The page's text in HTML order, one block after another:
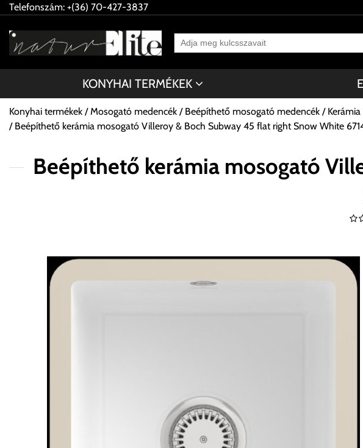
Telefonszám: +(36) 70-427-3837
KONYHAI TERMÉKEK
Konyhai termékek Mosogató medencék Beépíthető mosogató medencék
Beépíthető kerámia mosogató Villeroy & Boch Subway 45 flat right Snow White
Beépíthető kerámia mosogató